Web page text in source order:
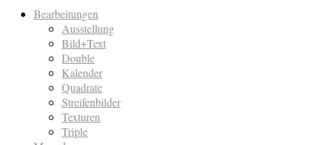
Bearbeitungen
Ausstellung
Bild+Text
Double
Kalender
Quadrate
Streifenbilder
Texturen
Triple